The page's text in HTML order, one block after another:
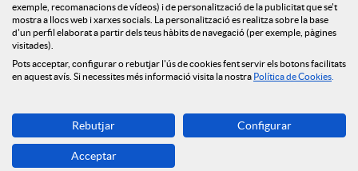
Avís legal
Seguretat Online
Canal denúncies
Descarrega-la ara
Banca MOBILE
© Grup Caixa Enginyers 2026
exemple, recomanacions de vídeos) i de personalització de la publicitat que se't
mostra a llocs web i xarxes socials. La personalització es realitza sobre la base
d'un perfil elaborat a partir dels teus hàbits de navegació (per exemple, pàgines
visitades).
Pots acceptar, configurar o rebutjar l'ús de cookies fent servir els botons facilitats
en aquest avís. Si necessites més informació visita la nostra Política de Cookies
Rebutjar Configurar
Acceptar